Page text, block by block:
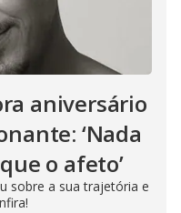
aniversário
‘Nada
o afeto’
sobre a sua trajetória e